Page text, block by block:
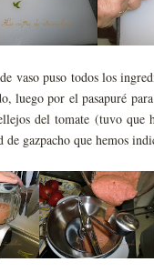
vaso puso todos los
luego por el pasapuré para
del tomate (tuvo que
de gazpacho que hemos